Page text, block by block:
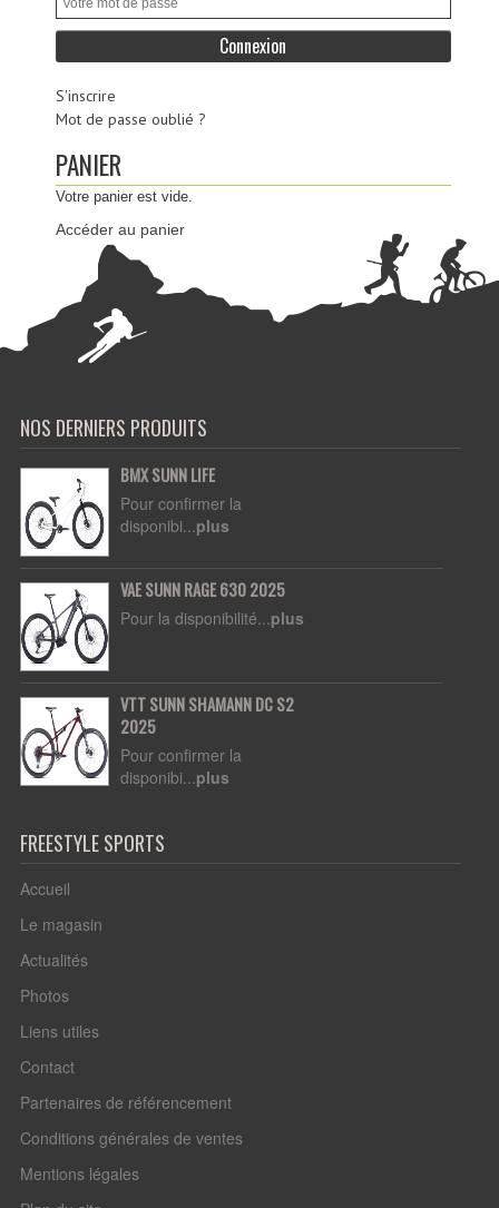
S'inscrire
Mot de passe oublié ?
PANIER
Votre panier est vide.
Accéder au panier
NOS DERNIERS PRODUITS
BMX SUNN LIFE
Pour confirmer la
disponibi...plus
VAE SUNN RAGE 630 2025
Pour la disponibilité...plus
VTT SUNN SHAMANN DC S2
2025
Pour confirmer la
disponibi...plus
FREESTYLE SPORTS
Accueil
Le magasin
Actualités
Photos
Liens utiles
Contact
Partenaires de référencement
Conditions générales de ventes
Mentions légales